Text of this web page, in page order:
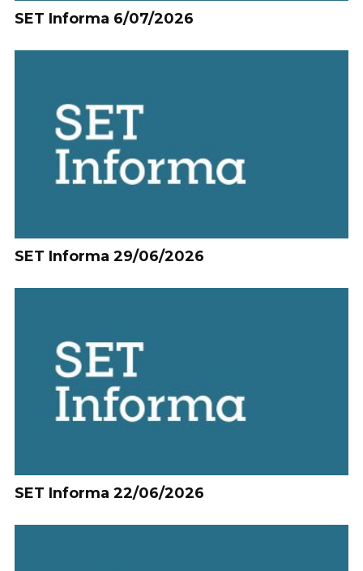
SET Informa 6/07/2026
SET Informa 29/06/2026
SET Informa 22/06/2026